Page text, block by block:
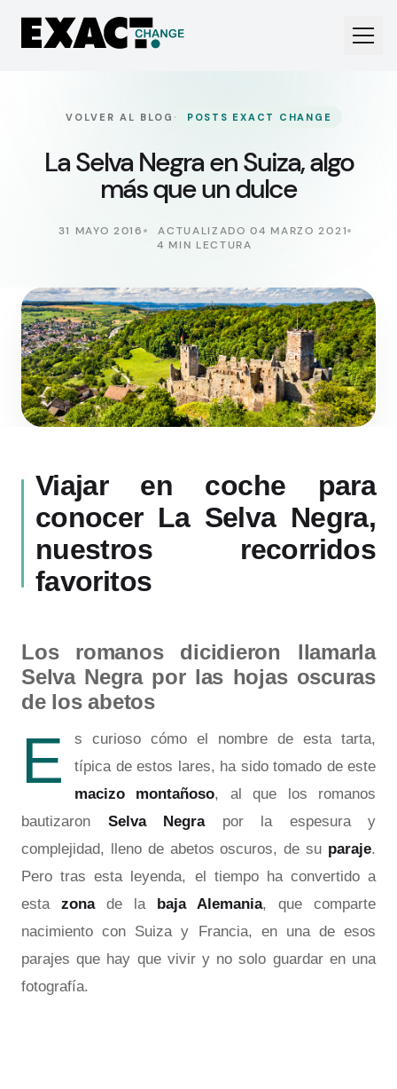
VOLVER AL BLOG · POSTS EXACT CHANGE
La Selva Negra en Suiza, algo
más que un dulce
31 MAYO 2016
ACTUALIZADO 04 MARZO 2021
4 MIN LECTURA
Viajar en coche para
conocer La Selva Negra,
nuestros recorridos
favoritos
Los romanos dicidieron llamarla
Selva Negra por las hojas oscuras
de los abetos
E
s curioso cómo el nombre de esta tarta,
típica de estos lares, ha sido tomado de este
macizo montañoso, al que los romanos
bautizaron Selva Negrapor la espesura y
complejidad, lleno de abetos oscuros, de su paraje.
Pero tras esta leyenda, el tiempo ha convertido a
esta zona de la baja Alemania, que comparte
nacimiento con Suiza y Francia, en una de esos
parajes que hay que vivir y no solo guardar en una
fotografía.